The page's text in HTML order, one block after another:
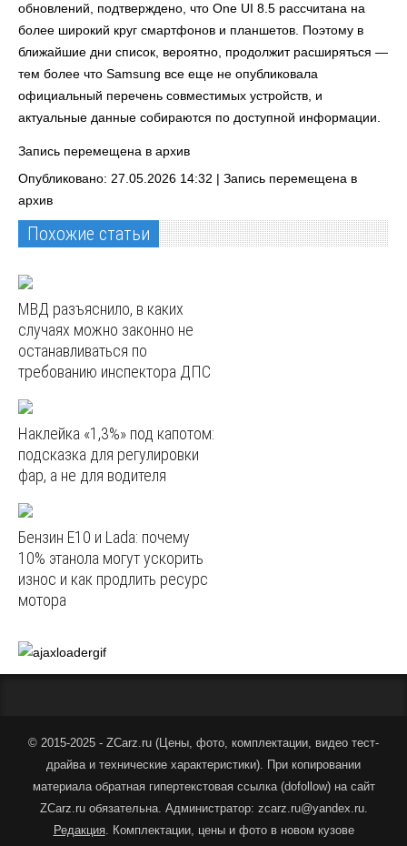
обновлений, подтверждено, что One UI 8.5 рассчитана на
более широкий круг смартфонов и планшетов. Поэтому в
ближайшие дни список, вероятно, продолжит расширяться —
тем более что Samsung все еще не опубликовала
официальный перечень совместимых устройств, и
актуальные данные собираются по доступной информации.
Запись перемещена в архив
Опубликовано: 27.05.2026 14:32 | Запись перемещена в
архив
Похожие статьи
МВД разъяснило, в каких
случаях можно законно не
останавливаться по
требованию инспектора ДПС
Наклейка «1,3%» под капотом:
подсказка для регулировки
фар, а не для водителя
Бензин E10 и Lada: почему
10% этанола могут ускорить
износ и как продлить ресурс
мотора
© 2015-2025 - ZCarz.ru (Цены, фото, комплектации, видео тест-
драйва и технические характеристики). При копировании
материала обратная гипертекстовая ссылка (dofollow) на сайт
ZCarz.ru обязательна. Администратор: zcarz.ru@yandex.ru.
Редакция. Комплектации, цены и фото в новом кузове